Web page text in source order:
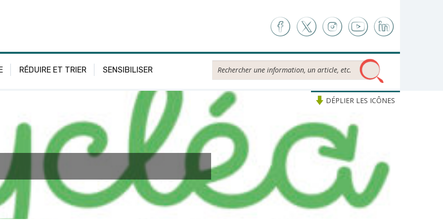
RÉDUIRE ET TRIER SENSIBILISER Rechercher...
DÉPLIER LES ICÔNES